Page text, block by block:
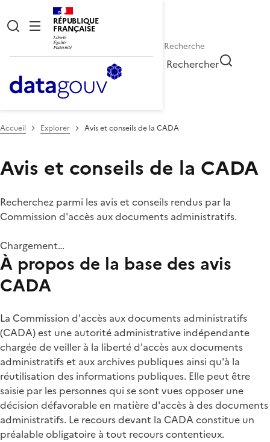
RÉPUBLIQUE
FRANÇAISE
Rechercher
Accueil Explorer Avis et conseils de la CADA
Avis et conseils de la CADA
Recherchez parmi les avis et conseils rendus par la
Commission d'accès aux documents administratifs.
Chargement…
À propos de la base des avis
CADA
La Commission d'accès aux documents administratifs
(CADA) est une autorité administrative indépendante
chargée de veiller à la liberté d'accès aux documents
administratifs et aux archives publiques ainsi qu'à la
réutilisation des informations publiques. Elle peut être
saisie par les personnes qui se sont vues opposer une
décision défavorable en matière d'accès à des documents
administratifs. Le recours devant la CADA constitue un
préalable obligatoire à tout recours contentieux.